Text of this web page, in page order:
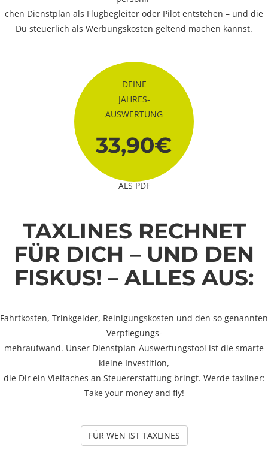
chen Dienstplan als Flugbegleiter oder Pilot entstehen – und die
Du steuerlich als Werbungskosten geltend machen kannst.
DEINE
JAHRES-
AUSWERTUNG
33,90€
ALS PDF
TAXLINES RECHNET
FÜR DICH – UND DEN
FISKUS! – ALLES AUS:
Fahrtkosten, Trinkgelder, Reinigungskosten und den so genannten
Verpflegungs-
mehraufwand. Unser Dienstplan-Auswertungstool ist die smarte
kleine Investition,
die Dir ein Vielfaches an Steuererstattung bringt. Werde taxliner:
Take your money and fly!
FÜR WEN IST TAXLINES